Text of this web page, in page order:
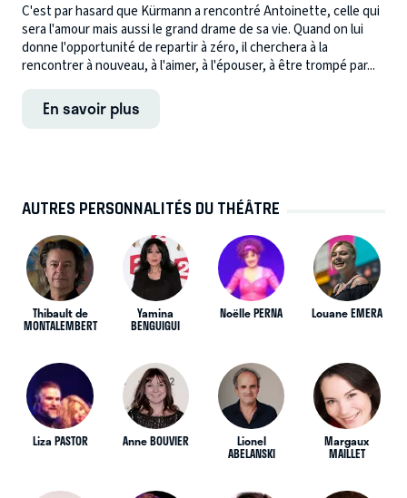
C'est par hasard que Kürmann a rencontré Antoinette, celle qui
sera l'amour mais aussi le grand drame de sa vie. Quand on lui
donne l'opportunité de repartir à zéro, il cherchera à la
rencontrer à nouveau, à l'aimer, à l'épouser, à être trompé par...
En savoir plus
AUTRES PERSONNALITÉS DU THÉÂTRE
Thibault de
MONTALEMBERT
Yamina
BENGUIGUI
Noëlle PERNA Louane EMERA
Liza PASTOR Anne BOUVIER Lionel
ABELANSKI
Margaux
MAILLET